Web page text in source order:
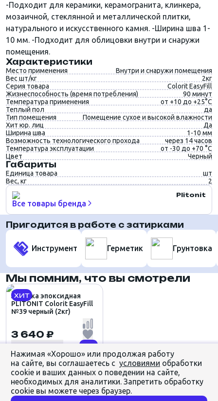
-Подходит для керамики, керамогранита, клинкера,
мозаичной, стеклянной и металлической плитки,
натурального и искусственного камня. -Ширина шва 1-
10 мм. -Подходит для облицовки внутри и снаружи
помещения.
Характеристики
Место применения
Внутри и снаружи помещения
Вес шт/кг
2кг
Серия товара
Colorit EasyFill
Жизнеспособность (время потребления)
90 минут
Температура применения
от +10 до +25°C
Теплый пол
да
Тип помещения
Помещение сухое и высокой влажности
Хит юр. лиц
Да
Ширина шва
1-10 мм
Возможность технологического прохода
через 14 часов
Температура эксплуатации
от -30 до +70 °С
Цвет
Черный
Габариты
Единица товара
шт
Вес, кг
2
Plitonit
Все товары бренда
Пригодится в работе с затирками
Инструмент Герметик Грунтовка
Мы помним, что вы смотрели
ХИТ
Затирка эпоксидная
PLITONIT Colorit EasyFill
№39 черный (2кг)
3 640 ₽
Нажимая «Хорошо» или продолжая работу
на сайте, вы соглашаетесь с условиями обработки
cookie и ваших данных о поведении на сайте,
необходимых для аналитики. Запретить обработку
cookie вы можете через браузер.